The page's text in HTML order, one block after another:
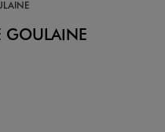
GOULAINE